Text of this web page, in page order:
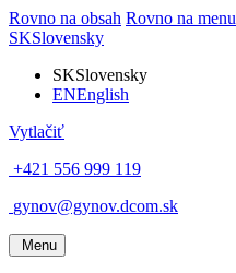
Rovno na obsah Rovno na menu
SKSlovensky
SKSlovensky
ENEnglish
Vytlačiť
+421 556 999 119
gynov@gynov.dcom.sk
Menu